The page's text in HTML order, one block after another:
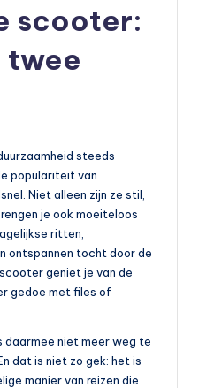
scooter:
twee
steeds
populariteit van
Niet alleen zijn ze stil,
je ook moeiteloos
ritten,
ontspannen tocht door de
geniet je van de
gedoe met files of
niet meer weg te
dat is niet zo gek: het is
manier van reizen die